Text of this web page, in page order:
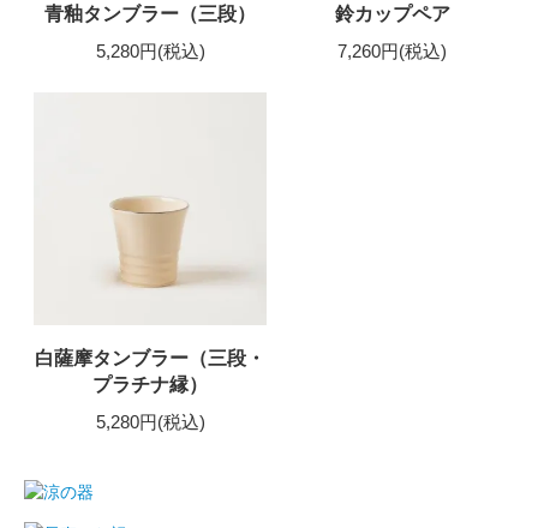
青釉タンブラー（三段）
5,280円(税込)
鈴カップペア
7,260円(税込)
白薩摩タンブラー（三段・
プラチナ縁）
5,280円(税込)